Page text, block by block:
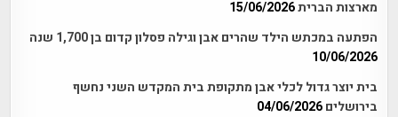
מארצות הברית15/06/2026
הפתעה במכתש הילד שהרים אבן וגילה פסלון קדום בן 1,700 שנה
10/06/2026
בית יוצר גדול לכלי אבן מתקופת בית המקדש השני נחשף
בירושלים 04/06/2026